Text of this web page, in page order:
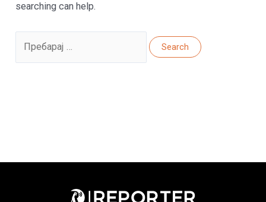
searching can help.